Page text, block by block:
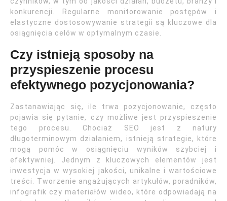
konkurencji. Regularne monitorowanie postępów i
elastyczne dostosowywanie strategii są kluczowe dla
osiągnięcia celów w optymalnym czasie.
Czy istnieją sposoby na
przyspieszenie procesu
efektywnego pozycjonowania?
Zastanawiając się, ile trwa pozycjonowanie, często
pojawia się pytanie, czy możliwe jest przyspieszenie
tego procesu. Chociaż SEO jest z natury
długoterminowym działaniem, istnieją strategie, które
mogą pomóc w osiągnięciu wyników szybciej i
efektywniej. Jednym z kluczowych elementów jest
inwestycja w wysokiej jakości, unikalne i wartościowe
treści. Tworzenie angażujących artykułów, poradników,
infografik czy materiałów wideo, które odpowiadają na